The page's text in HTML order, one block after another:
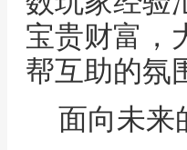
宝贵财富，
帮互助的氛
面向未来